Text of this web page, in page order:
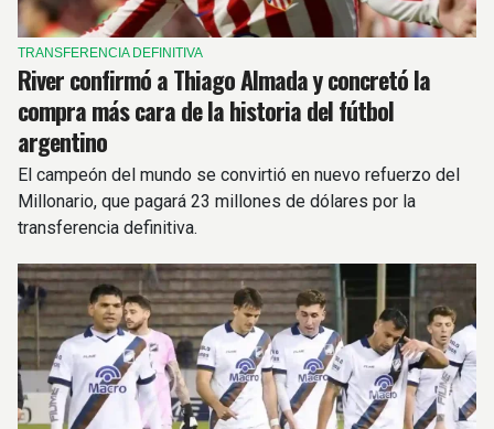
TRANSFERENCIA DEFINITIVA
River confirmó a Thiago Almada y concretó la
compra más cara de la historia del fútbol
argentino
El campeón del mundo se convirtió en nuevo refuerzo del
Millonario, que pagará 23 millones de dólares por la
transferencia definitiva.